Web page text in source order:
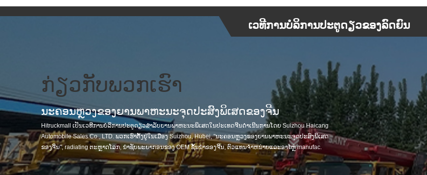
ເວທີການບໍລິການປະຕູດຽວຂອງລົດຍົນ
ກ່ຽວກັບພວກເຮົາ
ນະ​ຄອນ​ຫຼວງ​ຂອງ​ຍານ​ພາ​ຫະ​ນະ​ຈຸດ​ປະ​ສົງ​ພິ​ເສດ​ຂອງ​ຈີນ​
Hitruckmall ເປັນເວທີການບໍລິການປະຕູດຽວສໍາລັບຍານພາຫະນະພິເສດໃນປະເທດຈີນດໍາເນີນການໂດຍ Suizhou Haicang
Automobile Sales Co., LTD. ພວກເຮົາຕັ້ງຢູ່ໃນເມືອງ Suizhou, Hubei, "ນະຄອນຫຼວງຂອງຍານພາຫະນະຈຸດປະສົງພິເສດ
ຂອງຈີນ", radiating ຕະຫຼາດໂລກ, ນໍາຊັບພະຍາກອນຂອງ OEM ຊັ້ນນໍາຂອງຈີນ, ຕົວແທນຈໍາຫນ່າຍແລະອາໄຫຼ່ manufac.